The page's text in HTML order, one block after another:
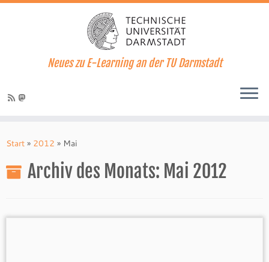
Inhalt
Neues zu E-Learning an der TU Darmstadt
Start » 2012 » Mai
Archiv des Monats: Mai 2012